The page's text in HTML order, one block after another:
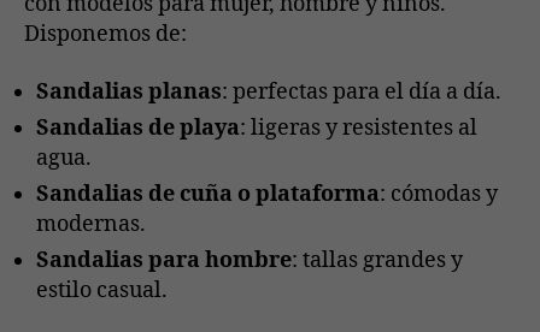
Disponemos de:
Sandalias planas: perfectas para el día a día.
Sandalias de playa: ligeras y resistentes al
agua.
Sandalias de cuña o plataforma: cómodas y
modernas.
Sandalias para hombre: tallas grandes y
estilo casual.